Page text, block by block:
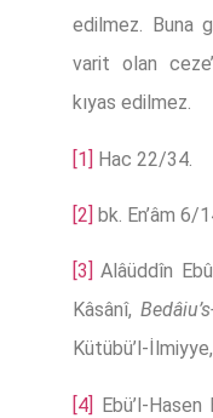
edilmez. Buna
varit olan
kıyas edilmez.
[1] Hac 22/34.
[2] bk. En’âm 6/
[3]
Alâüddîn
Kâsânî,
Kütübü’l-
[4] Ebü’l-